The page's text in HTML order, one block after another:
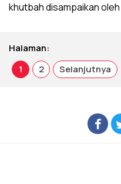
khutbah disampaikan
Halaman:
1
2 Selanjutnya